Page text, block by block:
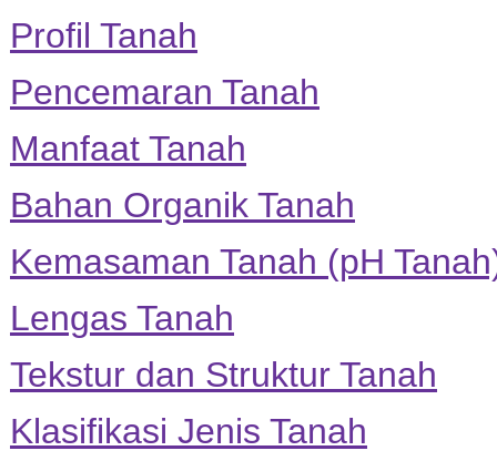
Profil Tanah
Pencemaran Tanah
Manfaat Tanah
Bahan Organik Tanah
Kemasaman Tanah (pH
Lengas Tanah
Tekstur dan Struktur Tanah
Klasifikasi Jenis Tanah